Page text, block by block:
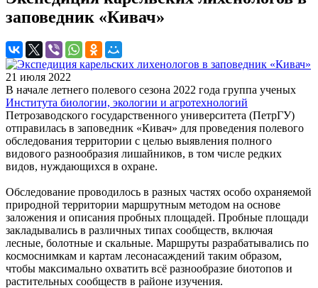
заповедник «Кивач»
21 июля 2022
В начале летнего полевого сезона 2022 года группа ученых
Института биологии, экологии и агротехнологий
Петрозаводского государственного университета (ПетрГУ)
отправилась в заповедник «Кивач» для проведения полевого
обследования территории с целью выявления полного
видового разнообразия лишайников, в том числе редких
видов, нуждающихся в охране.
Обследование проводилось в разных частях особо охраняемой
природной территории маршрутным методом на основе
заложения и описания пробных площадей. Пробные площади
закладывались в различных типах сообществ, включая
лесные, болотные и скальные. Маршруты разрабатывались по
космоснимкам и картам лесонасаждений таким образом,
чтобы максимально охватить всё разнообразие биотопов и
растительных сообществ в районе изучения.